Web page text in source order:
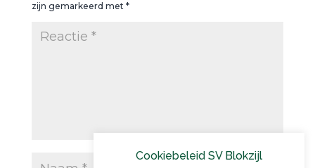
zijn gemarkeerd met *
Cookiebeleid SV Blokzijl